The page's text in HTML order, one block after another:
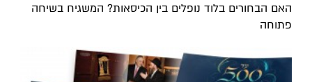
האם הבחורים בלוד נופלים בין הכיסאות? המשגיח בשיחה
פתוחה